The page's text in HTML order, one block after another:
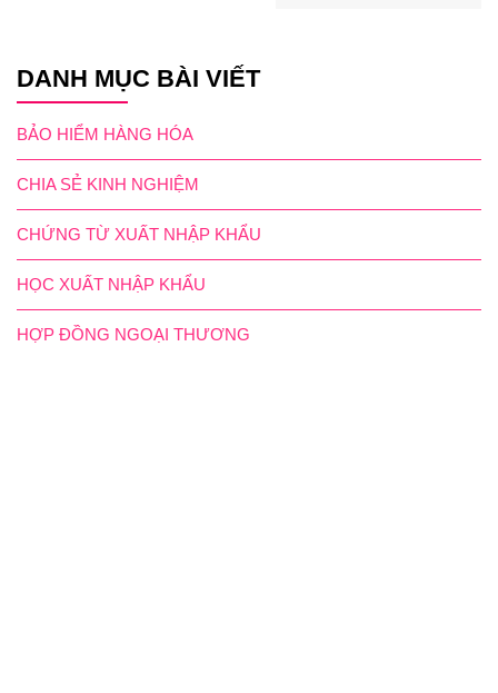
DANH MỤC BÀI VIẾT
BẢO HIỂM HÀNG HÓA
CHIA SẺ KINH NGHIỆM
CHỨNG TỪ XUẤT NHẬP KHẨU
HỌC XUẤT NHẬP KHẨU
HỢP ĐỒNG NGOẠI THƯƠNG